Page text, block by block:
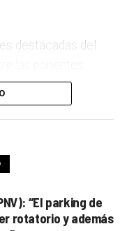
destacadas del
tríoElkarregaz
y Bego— y la
. Además, el
de la
cita imprescindible
“El parking de
rotatorio y además